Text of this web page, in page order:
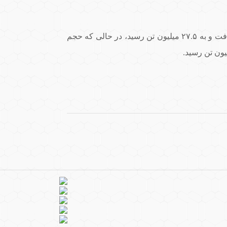
تغییرات در مواد اولیه در بخش‌های مختلف متفاوت بود. مصرف محصولات فلزی شده (Metallised) ۲.۴ درصد افزایش یافت و به ۲۷.۵ میلیون تن رسید، در حالی که حجم